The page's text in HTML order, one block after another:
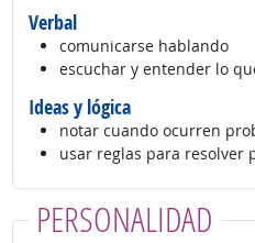
Verbal
comunicarse hablando
escuchar y entender lo
Ideas y lógica
notar cuando ocurren
usar reglas para resolver
PERSONALIDAD